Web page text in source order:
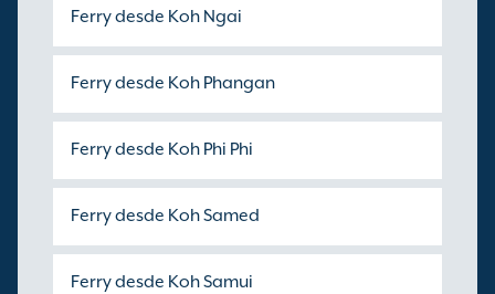
Ferry desde Koh Ngai
Ferry desde Koh Phangan
Ferry desde Koh Phi Phi
Ferry desde Koh Samed
Ferry desde Koh Samui